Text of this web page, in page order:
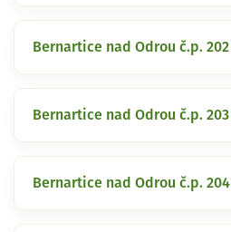
Bernartice nad Odrou č.p. 202
Bernartice nad Odrou č.p. 203
Bernartice nad Odrou č.p. 204